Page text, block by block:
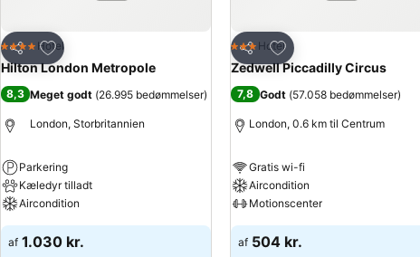
Del
Føj til favoritter
4 StjernerHotel
Hilton London Metropole
8,3 Meget godt (26.995 bedømmelser)
London, Storbritannien
Parkering
Kæledyr tilladt
Aircondition
af 1.030 kr.
Del
Føj til favoritter
3 Stjerner
Hotel
Zedwell Piccadilly Circus
7,8 Godt (57.058 bedømmelser)
London, 0.6 km til Centrum
Gratis wi-fi
Aircondition
Motionscenter
af 504 kr.